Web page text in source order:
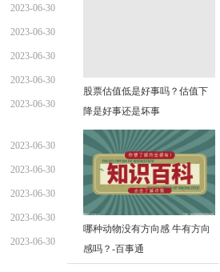
2023-06-30
10:42:41
2023-06-30
10:41:37
2023-06-30
10:28:29
2023-06-30
10:45:28
2023-06-30
2023-06-30
10:15:40
2023-06-30
09:54:35
2023-06-30
09:40:22
2023-06-30
09:40:42
2023-06-30
股票估值低是好事吗？估值下
降是好事还是坏事
哪种动物没有方向感 牛有方向
感吗？-百事通